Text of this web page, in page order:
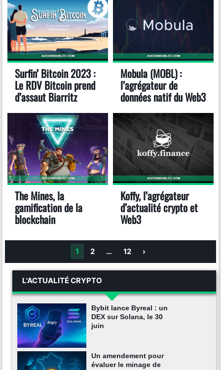
Surfin’ Bitcoin 2023 :
Le RDV Bitcoin prend
d’assaut Biarritz
Mobula (MOBL) :
l’agrégateur de
données natif du Web3
The Mines, la
gamification de la
blockchain
Koffy, l’agrégateur
d’actualité crypto et
Web3
1 2 … 12 ›
L'ACTUALITÉ CRYPTO
Bybit lance Byreal : un
DEX sur Solana, le 30
juin
Un amendement pour
évaluer le minage de